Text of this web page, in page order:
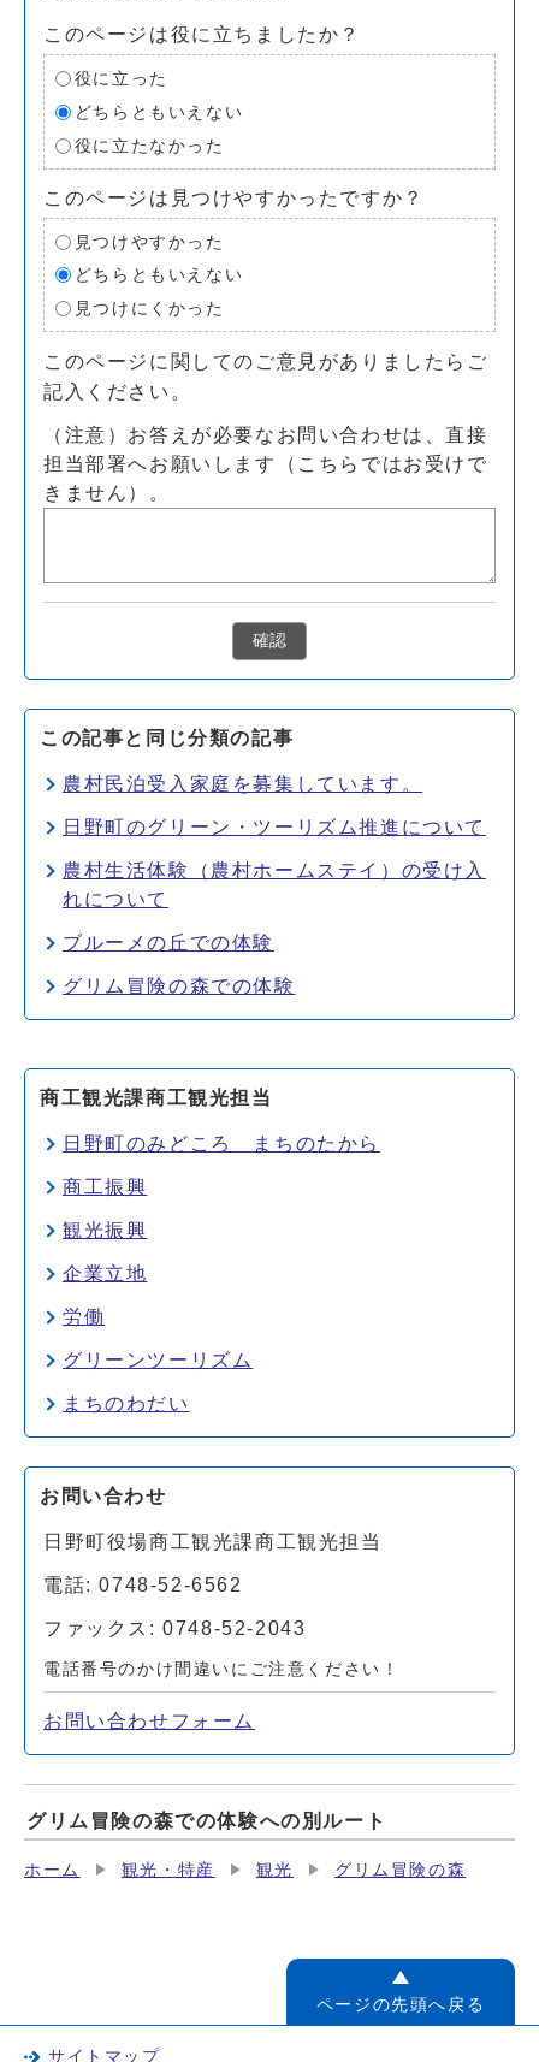
このページは役に立ちましたか？
役に立った
どちらともいえない
役に立たなかった
このページは見つけやすかったですか？
見つけやすかった
どちらともいえない
見つけにくかった
このページに関してのご意見がありましたらご
記入ください。
（注意）お答えが必要なお問い合わせは、直接
担当部署へお願いします（こちらではお受けで
きません）。
確認
この記事と同じ分類の記事
農村民泊受入家庭を募集しています。
日野町のグリーン・ツーリズム推進について
農村生活体験（農村ホームステイ）の受け入
れについて
ブルーメの丘での体験
グリム冒険の森での体験
商工観光課商工観光担当
日野町のみどころ まちのたから
商工振興
観光振興
企業立地
労働
グリーンツーリズム
まちのわだい
お問い合わせ
日野町役場商工観光課商工観光担当
電話: 0748-52-6562
ファックス: 0748-52-2043
電話番号のかけ間違いにご注意ください！
お問い合わせフォーム
グリム冒険の森での体験への別ルート
ホーム 観光・特産 観光 グリム冒険の森
ページの先頭へ戻る
サイトマップ